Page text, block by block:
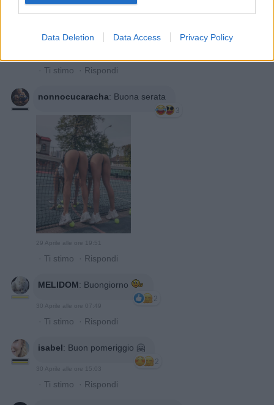
Data Deletion Data Access Privacy Policy
· Ti stimo · Rispondi
nonnocucaracha: Buona serata
3
29 Aprile alle ore 19:51
· Ti stimo · Rispondi
MELIDOM: Buongiorno
2
30 Aprile alle ore 07:49
· Ti stimo · Rispondi
isabel: Buon pomeriggio 🤗
2
30 Aprile alle ore 15:03
· Ti stimo · Rispondi